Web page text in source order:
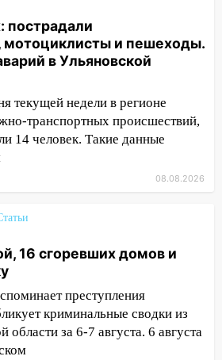
управлении
к
сотрудника органов
Федерации
приглашают
чебурашку»
Ульяновской
поступили шесть
ИВЛ
районе
ставят остановки
освещение
пострадали
мотоциклисты и пешеходы.
в Ульяновской
текущей недели в регионе
транспортных происшествий,
14 человек. Такие данные
08.08.2026
16 сгоревших домов и
преступления
криминальные сводки из
области за 6-7 августа. 6 августа